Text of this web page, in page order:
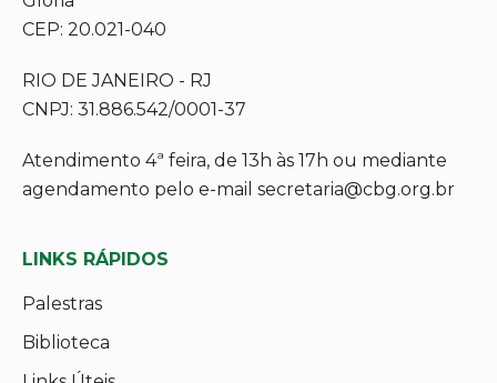
CEP: 20.021-040
RIO DE JANEIRO - RJ
CNPJ: 31.886.542/0001-37
Atendimento 4ª feira, de 13h às 17h ou mediante
agendamento pelo e-mail secretaria@cbg.org.br
LINKS RÁPIDOS
Palestras
Biblioteca